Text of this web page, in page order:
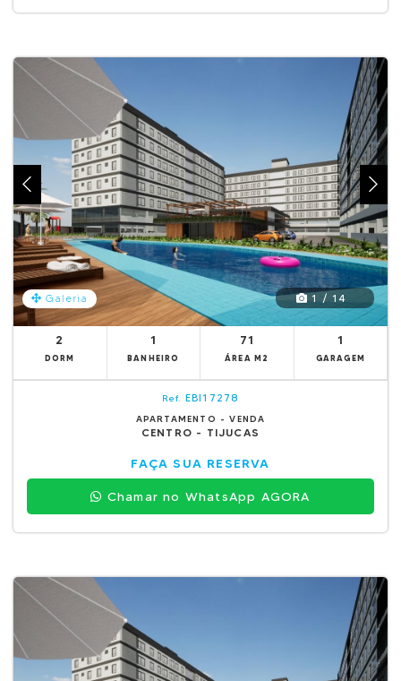
Galeria 1 / 14
2
DORM
1
BANHEIRO
71
ÁREA M2
1
GARAGEM
Ref. EBI17278
APARTAMENTO - VENDA
CENTRO - TIJUCAS
FAÇA SUA RESERVA
Chamar no WhatsApp AGORA